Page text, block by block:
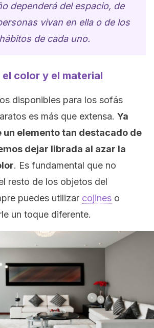
dependerá del espacio, de
vivan en ella o de los
hábitos de cada uno.
color y el material
disponibles para los sofás
es más que extensa. Ya
un elemento tan destacado de
dejar librada al azar la
. Es fundamental que no
resto de los objetos del
puedes utilizar cojines o
un toque diferente.